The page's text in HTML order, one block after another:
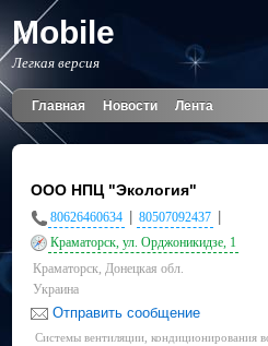
Mobile
Легкая версия
Главная Новости Лента
ООО НПЦ "Экология"
80626460634 80507092437
Краматорск, ул. Орджоникидзе, 1
Краматорск, Донецкая обл.
Украина
Отправить сообщение
Системы вентиляции, кондиционирования